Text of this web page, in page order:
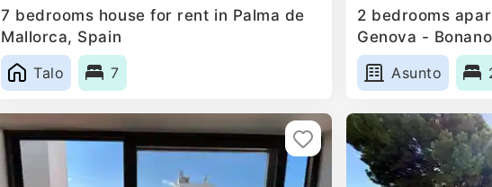
7 bedrooms house for rent in Palma de
Mallorca, Spain
Talo
7
2 bedrooms
Genova -
Asunto